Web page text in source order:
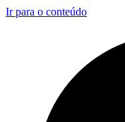
Ir para o conteúdo